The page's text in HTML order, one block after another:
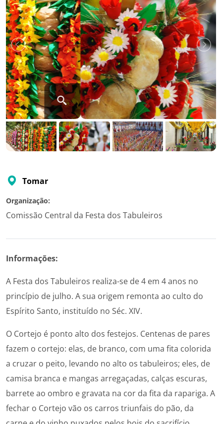
Tomar
Organização:
Comissão Central da Festa dos Tabuleiros
Informações:
A Festa dos Tabuleiros realiza-se de 4 em 4 anos no
princípio de julho. A sua origem remonta ao culto do
Espírito Santo, instituído no Séc. XIV.
O Cortejo é ponto alto dos festejos. Centenas de pares
fazem o cortejo: elas, de branco, com uma fita colorida
a cruzar o peito, levando no alto os tabuleiros; eles, de
camisa branca e mangas arregaçadas, calças escuras,
barrete ao ombro e gravata na cor da fita da rapariga. A
fechar o Cortejo vão os carros triunfais do pão, da